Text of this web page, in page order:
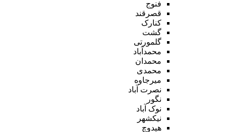
فنوج
قصرقند
کنارک
گشت
گلمورتی
محمدآباد
محمدان
محمدی
میرجاوه
نصرت آباد
نگور
نوک آباد
نیکشهر
هیدوچ